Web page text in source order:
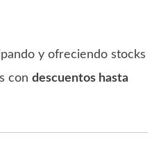
y ofreciendo stocks
condescuentos hasta